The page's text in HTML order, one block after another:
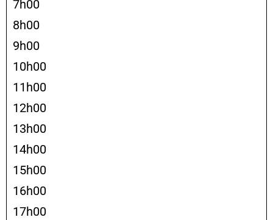
7h00
8h00
9h00
10h00
11h00
12h00
13h00
14h00
15h00
16h00
17h00